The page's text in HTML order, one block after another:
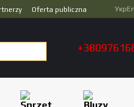
Oferta publiczna
Укр